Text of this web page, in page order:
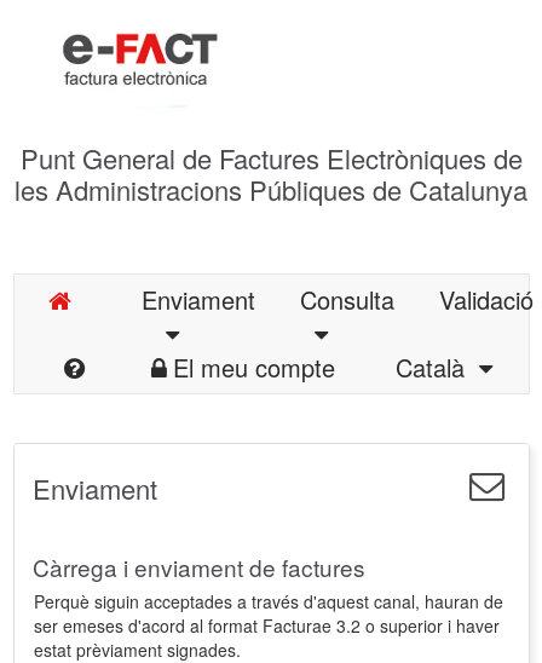
Punt General de Factures Electròniques de
les Administracions Públiques de Catalunya
Enviament Consulta
Validació
El meu compte
Català
Enviament
Càrrega i enviament de factures
Perquè siguin acceptades a través d'aquest canal, hauran de
ser emeses d'acord al format Facturae 3.2 o superior i haver
estat prèviament signades.